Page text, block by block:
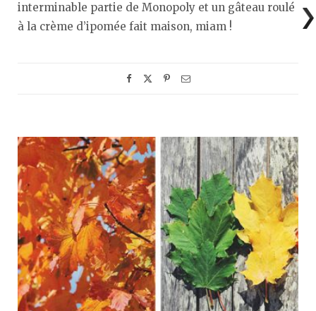
interminable partie de Monopoly et un gâteau roulé
à la crème d’ipomée fait maison, miam !